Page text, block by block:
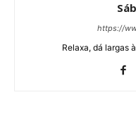
https://
Relaxa, dá largas